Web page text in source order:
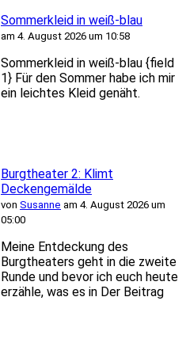
Sommerkleid in weiß-blau
am 4. August 2026 um 10:58
Sommerkleid in weiß-blau {field
1} Für den Sommer habe ich mir
ein leichtes Kleid genäht.
Burgtheater 2: Klimt
Deckengemälde
von Susanne am 4. August 2026 um
05:00
Meine Entdeckung des
Burgtheaters geht in die zweite
Runde und bevor ich euch heute
erzähle, was es in Der Beitrag